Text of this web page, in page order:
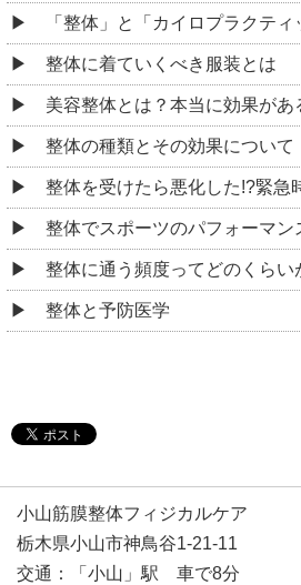
「整体」と「カイロプラクテ
整体に着ていくべき服装とは
美容整体とは？本当に効果があ
整体の種類とその効果について
整体を受けたら悪化した!?緊急
整体でスポーツのパフォーマン
整体に通う頻度ってどのくらい
整体と予防医学
小山筋膜整体フィジカルケア
栃木県小山市神鳥谷1-21-11
交通：「小山」駅 車で8分